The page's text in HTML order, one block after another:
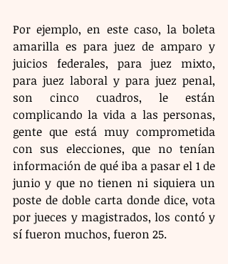
Por ejemplo, en este caso, la boleta
amarilla es para juez de amparo y
juicios federales, para juez mixto,
para juez laboral y para juez penal,
son cinco cuadros, le están
complicando la vida a las personas,
gente que está muy comprometida
con sus elecciones, que no tenían
información de qué iba a pasar el 1 de
junio y que no tienen ni siquiera un
poste de doble carta donde dice, vota
por jueces y magistrados, los contó y
sí fueron muchos, fueron 25.